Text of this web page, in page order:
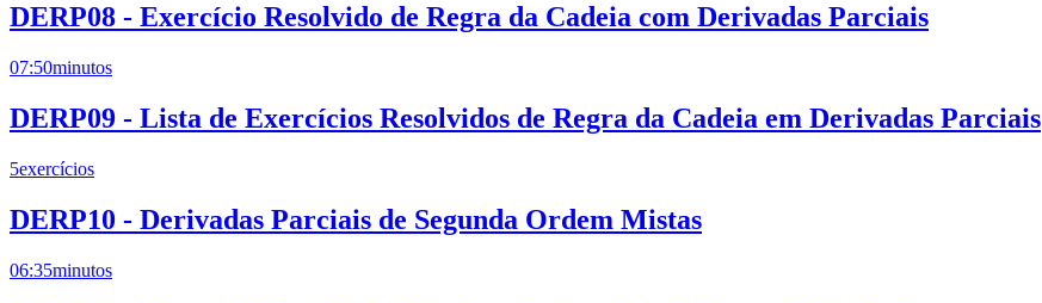
DERP08 - Exercício Resolvido de Regra da Cadeia com Derivadas Parciais
07:50minutos
DERP09 - Lista de Exercícios Resolvidos de Regra da Cadeia em Derivadas Parciais
5exercícios
DERP10 - Derivadas Parciais de Segunda Ordem Mistas
06:35minutos